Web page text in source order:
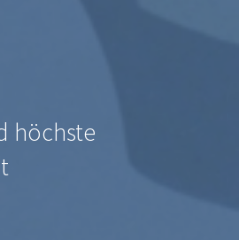
höchste